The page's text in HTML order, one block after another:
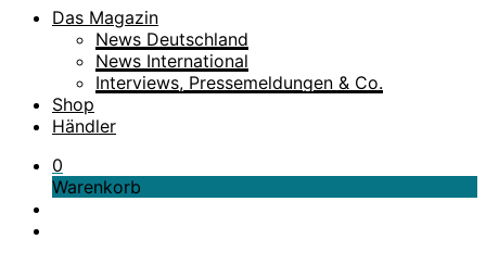
Das Magazin
News Deutschland
News International
Interviews, Pressemeldungen & Co.
Shop
Händler
0
Warenkorb